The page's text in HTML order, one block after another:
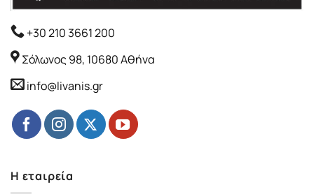
+30 210 3661 200
Σόλωνος 98, 10680 Αθήνα
info@livanis.gr
Η εταιρεία